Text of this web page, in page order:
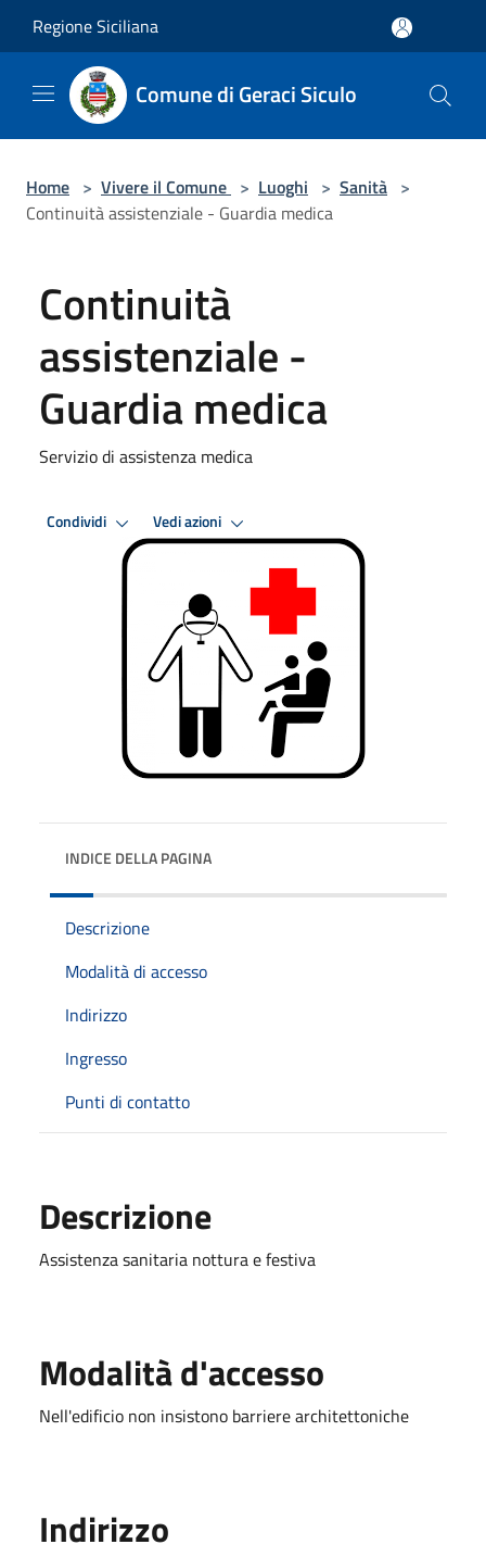
Regione Siciliana
Comune di Geraci Siculo
Home > Vivere il Comune > Luoghi > Sanità >
Continuità assistenziale - Guardia medica
Continuità
assistenziale -
Guardia medica
Servizio di assistenza medica
Condividi Vedi azioni
INDICE DELLA PAGINA
Descrizione
Modalità di accesso
Indirizzo
Ingresso
Punti di contatto
Descrizione
Assistenza sanitaria nottura e festiva
Modalità d'accesso
Nell'edificio non insistono barriere architettoniche
Indirizzo